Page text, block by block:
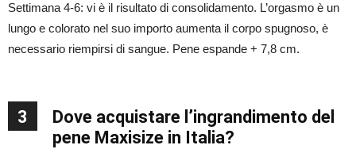
Settimana 4-6: vi è il risultato di consolidamento. L’orgasmo è un
lungo e colorato nel suo importo aumenta il corpo spugnoso, è
necessario riempirsi di sangue. Pene espande + 7,8 cm.
3
Dove acquistare l’ingrandimento del
pene Maxisize in Italia?